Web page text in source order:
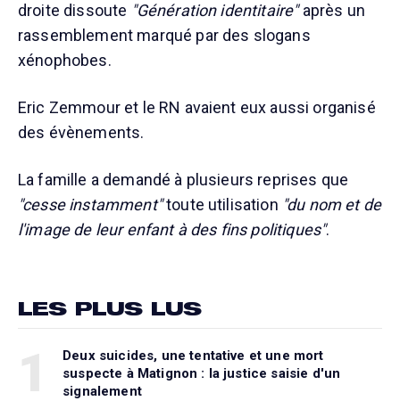
droite dissoute "Génération identitaire"après un
rassemblement marqué par des slogans
xénophobes.
Eric Zemmour et le RN avaient eux aussi organisé
des évènements.
La famille a demandé à plusieurs reprises que
"cesse instamment"toute utilisation "du nom et de
l'image de leur enfant à des fins politiques".
LES PLUS LUS
Deux suicides, une tentative et une mort
suspecte à Matignon : la justice saisie d'un
signalement